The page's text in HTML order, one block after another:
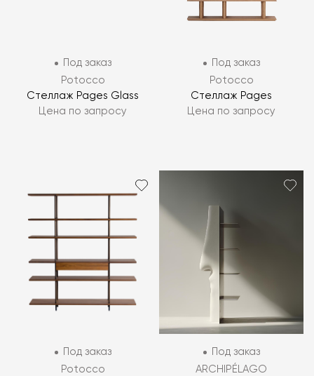
Под заказ
Potocco
Стеллаж Pages Glass
Цена по запросу
Под заказ
Potocco
Стеллаж Pages
Цена по запросу
Под заказ
Potocco
Под заказ
ARCHIPÉLAGO